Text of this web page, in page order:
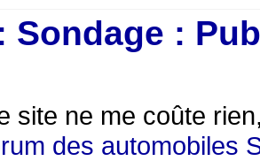
Sondage :
site ne me coûte
des automobiles